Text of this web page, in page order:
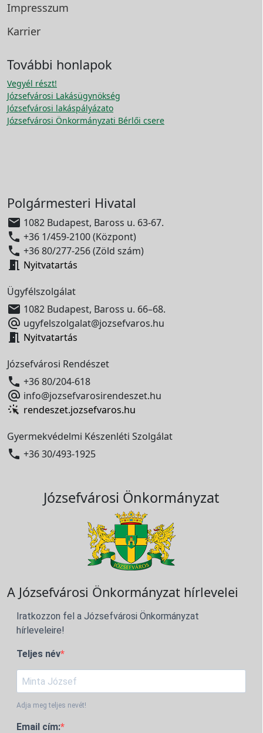
Impresszum
Karrier
További honlapok
Vegyél részt!
Józsefvárosi Lakásügynökség
Józsefvárosi lakáspályázato
Józsefvárosi Önkormányzati Bérlői csere
Polgármesteri Hivatal
 1082 Budapest, Baross u. 63-67.
 +36 1/459-2100 (Központ)
 +36 80/277-256 (Zöld szám)
 Nyitvatartás
Ügyfélszolgálat
 1082 Budapest, Baross u. 66–68.
 ugyfelszolgalat@jozsefvaros.hu
 Nyitvatartás
Józsefvárosi Rendészet
 +36 80/204-618
 info@jozsefvarosirendeszet.hu
rendeszet.jozsefvaros.hu
Gyermekvédelmi Készenléti Szolgálat
 +36 30/493-1925
Józsefvárosi Önkormányzat
A Józsefvárosi Önkormányzat hírlevelei
Iratkozzon fel a Józsefvárosi Önkormányzat
hírleveleire!
Teljes név
Adja meg teljes nevét!
Email cím: